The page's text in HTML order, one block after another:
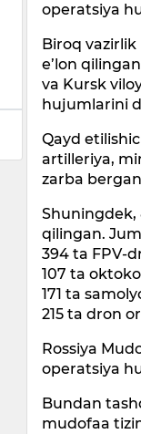
operatsiya
Biroq
e’lon
va Kursk
hujumlarini
Qayd
artilleriya,
zarba
Shuningdek,
qilingan.
394 ta FPV-
107 ta
171 ta
215 ta dron
Rossiya
operatsiya
Bundan
mudofaa